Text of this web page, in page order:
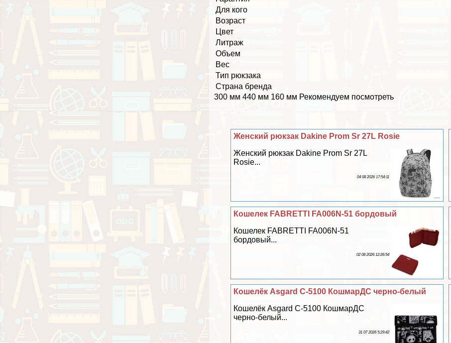
Для кого
Возраст
Цвет
Литраж
Объем
Вес
Тип рюкзака
Страна бренда
300 мм 440 мм 160 мм Рекомендуем посмотреть
Женский рюкзак Dakine Prom Sr 27L Rosie
Женский рюкзак Dakine Prom Sr 27L
Rosie...
04 08 2026 17:54:11
Кошелек FABRETTI FA006N-51 бордовый
Кошелек FABRETTI FA006N-51
бордовый...
02 08 2026 12:26:54
Кошелёк Asgard С-5100 КошмарДС черно-белый
Кошелёк Asgard С-5100 КошмарДС
черно-белый...
31 07 2026 5:29:42